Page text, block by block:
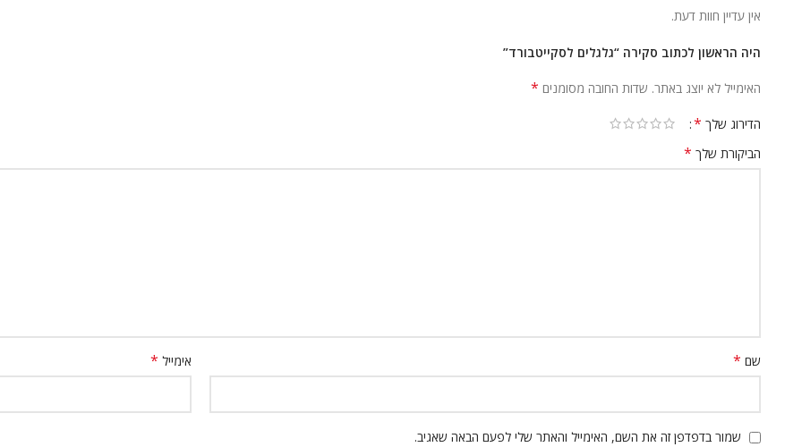
אין עדיין חוות דעת.
היה הראשון לכתוב סקירה “גלגלים לסקייטבורד”
האימייל לא יוצג באתר. שדות החובה מסומנים *
הדירוג שלך *
הביקורת שלך *
שם * אימייל *
שמור בדפדפן זה את השם, האימייל והאתר שלי לפעם הבאה שאגיב.